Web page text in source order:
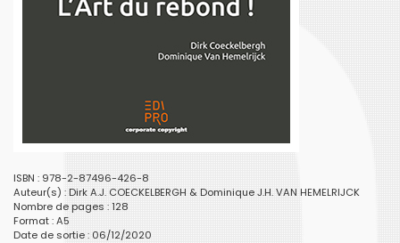
ISBN : 978-2-87496-426-8
Auteur(s) : Dirk A.J. COECKELBERGH & Dominique J.H. VAN HEMELRIJCK
Nombre de pages : 128
Format : A5
Date de sortie : 06/12/2020